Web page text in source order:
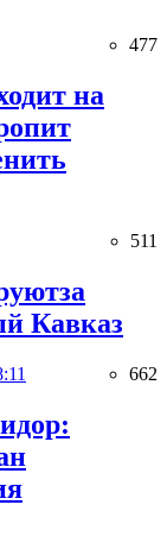
477
на
511
Кавказ
662